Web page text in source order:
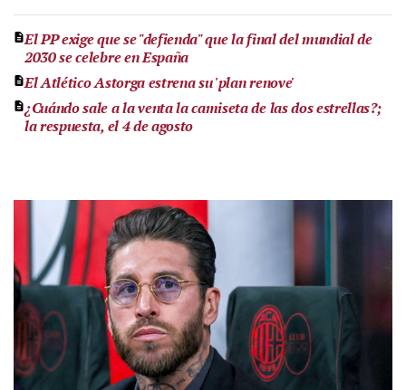
El PP exige que se "defienda" que la final del mundial de
2030 se celebre en España
El Atlético Astorga estrena su 'plan renove'
¿Cuándo sale a la venta la camiseta de las dos estrellas?;
la respuesta, el 4 de agosto